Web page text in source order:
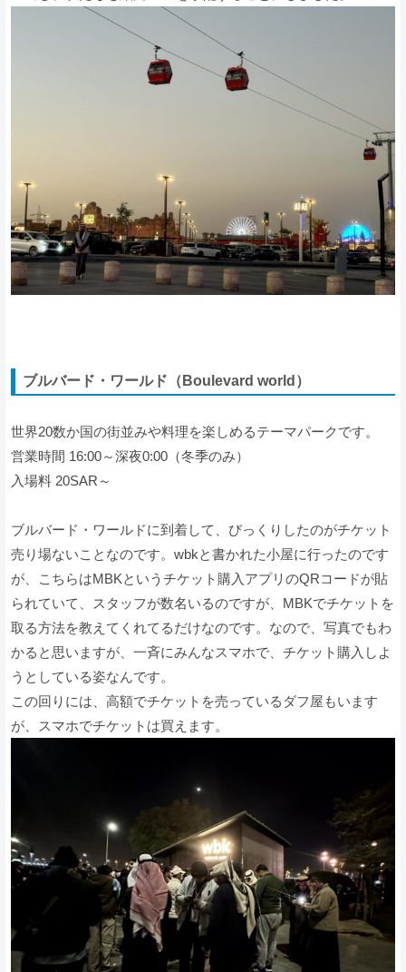
ブルバード・ワールド（Boulevard world）
世界20数か国の街並みや料理を楽しめるテーマパークです。
営業時間 16:00～深夜0:00（冬季のみ）
入場料 20SAR～
ブルバード・ワールドに到着して、びっくりしたのがチケット
売り場ないことなのです。wbkと書かれた小屋に行ったのです
が、こちらはMBKというチケット購入アプリのQRコードが貼
られていて、スタッフが数名いるのですが、MBKでチケットを
取る方法を教えてくれてるだけなのです。なので、写真でもわ
かると思いますが、一斉にみんなスマホで、チケット購入しよ
うとしている姿なんです。
この回りには、高額でチケットを売っているダフ屋もいます
が、スマホでチケットは買えます。